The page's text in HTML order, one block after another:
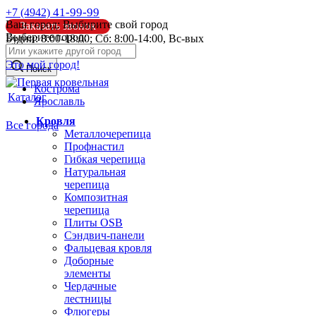
Ваш город: Выбирите свой город
Выберите город:
Это мой город!
Кострома
Ярославль
Все города
+7 (4942) 41-99-99
Заказать звонок
Будни: 8:00-18:00; Сб: 8:00-14:00, Вс-вых
info@pk44.ru
Поиск
Каталог
Кровля
Металлочерепица
Профнастил
Гибкая черепица
Натуральная
черепица
Композитная
черепица
Плиты OSB
Сэндвич-панели
Фальцевая кровля
Доборные
элементы
Чердачные
лестницы
Флюгеры